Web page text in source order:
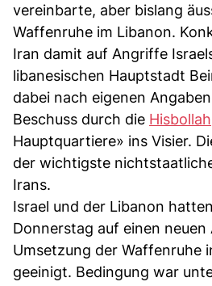
vereinbarte, aber bislang
Waffenruhe im Libanon.
Iran damit auf Angriffe
libanesischen Hauptstadt
dabei nach eigenen
Beschuss durch die Hisbollah
Hauptquartiere» ins Visier.
der wichtigste
Irans.
Israel und der Libanon
Donnerstag auf einen neuen
Umsetzung der Waffenruhe
geeinigt. Bedingung war